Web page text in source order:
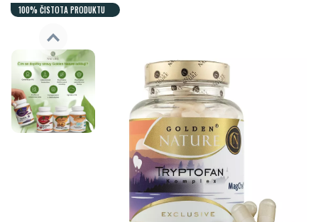
100% ČISTOTA PRODUKTU